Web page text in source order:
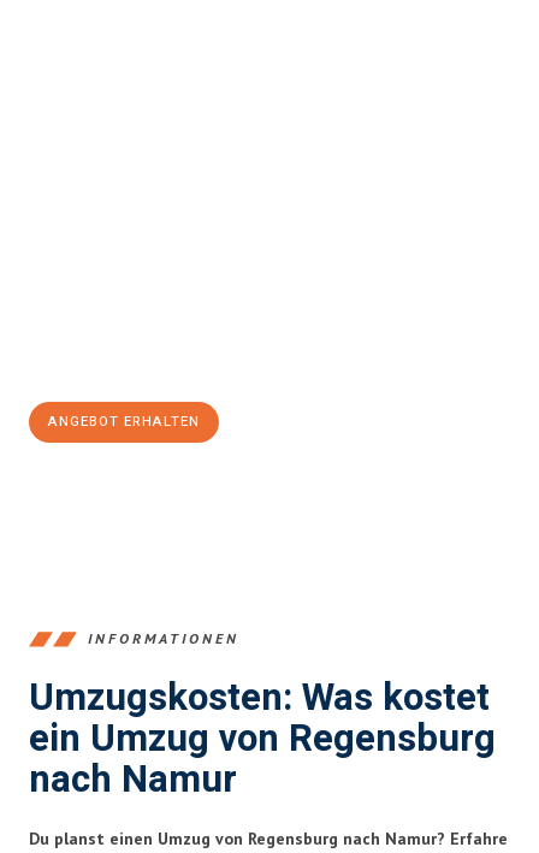
ANGEBOT ERHALTEN
INFORMATIONEN
Umzugskosten: Was kostet
ein Umzug von Regensburg
nach Namur
Du planst einen Umzug von Regensburg nach Namur? Erfahre